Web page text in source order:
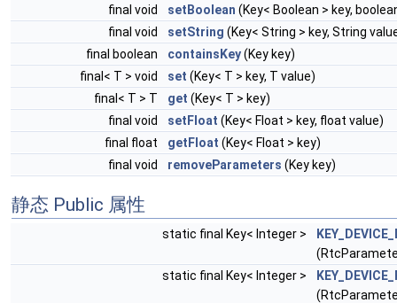
final void
setBoolean (Key< Boolean > key,
final void
setString (Key< String > key, String
final boolean
containsKey(Key key)
final< T > void
set (Key< T > key, T value)
final< T > T
get (Key< T > key)
final void
setFloat (Key< Float > key, float value)
final float
getFloat (Key< Float > key)
final void
removeParameters (Key key)
静态 Public 属性
static final Key< Integer >
static final Key< Integer >